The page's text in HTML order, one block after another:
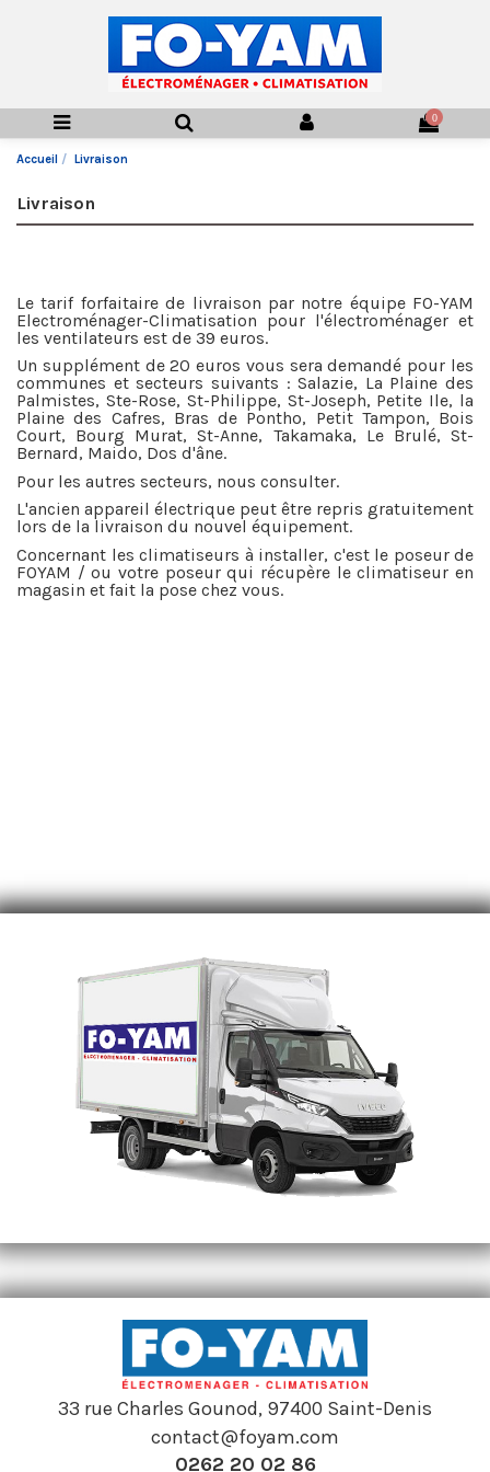
0
Accueil Livraison
Livraison
Le tarif forfaitaire de livraison par notre équipe FO-YAM
Electroménager-Climatisation pour l'électroménager et
les ventilateurs est de 39 euros.
Un supplément de 20 euros vous sera demandé pour les
communes et secteurs suivants : Salazie, La Plaine des
Palmistes, Ste-Rose, St-Philippe, St-Joseph, Petite Ile, la
Plaine des Cafres, Bras de Pontho, Petit Tampon, Bois
Court, Bourg Murat, St-Anne, Takamaka, Le Brulé, St-
Bernard, Maido, Dos d'âne.
Pour les autres secteurs, nous consulter.
L'ancien appareil électrique peut être repris gratuitement
lors de la livraison du nouvel équipement.
Concernant les climatiseurs à installer, c'est le poseur de
FOYAM / ou votre poseur qui récupère le climatiseur en
magasin et fait la pose chez vous.
FO-YAM Electroménager-Climatisation collecte vos données en vue de gestion des
contrats, des programmes de fidélité et des newsletters. Vous avez un droit de rectification
de vos données personnelles. En cliquant sur le bouton suivant, vous acceptez ces
33 rue Charles Gounod, 97400 Saint-Denis
contact@foyam.com
0262 20 02 86